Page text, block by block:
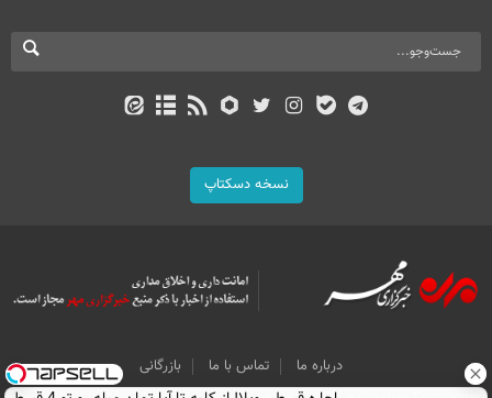
نسخه دسکتاپ
درباره ما تماس با ما
بازرگانی